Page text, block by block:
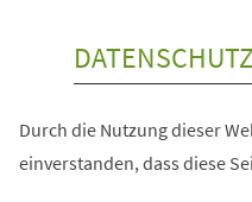
Durch die Nutzung dieser
einverstanden, dass diese